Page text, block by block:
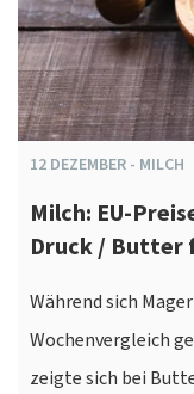
12 DEZEMBER - MILCH
Milch: EU-
Druck / Butter
Während sich
Wochenvergleich
zeigte sich bei